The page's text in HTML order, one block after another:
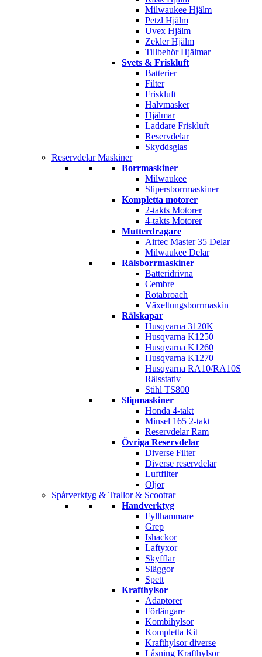
Milwaukee Hjälm
Petzl Hjälm
Uvex Hjälm
Zekler Hjälm
Tillbehör Hjälmar
Svets & Friskluft
Batterier
Filter
Friskluft
Halvmasker
Hjälmar
Laddare Friskluft
Reservdelar
Skyddsglas
Reservdelar Maskiner
Borrmaskiner
Milwaukee
Slipersborrmaskiner
Kompletta motorer
2-takts Motorer
4-takts Motorer
Mutterdragare
Airtec Master 35 Delar
Milwaukee Delar
Rälsborrmaskiner
Batteridrivna
Cembre
Rotabroach
Växeltungsborrmaskin
Rälskapar
Husqvarna 3120K
Husqvarna K1250
Husqvarna K1260
Husqvarna K1270
Husqvarna RA10/RA10S
Rälsstativ
Stihl TS800
Slipmaskiner
Honda 4-takt
Minsel 165 2-takt
Reservdelar Ram
Övriga Reservdelar
Diverse Filter
Diverse reservdelar
Luftfilter
Oljor
Spårverktyg & Trallor & Scootrar
Handverktyg
Fyllhammare
Grep
Ishackor
Laftyxor
Skyfflar
Släggor
Spett
Krafthylsor
Adaptorer
Förlängare
Kombihylsor
Kompletta Kit
Krafthylsor diverse
Låsning Krafthylsor